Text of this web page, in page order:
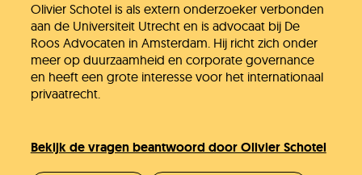
Olivier Schotel is als extern onderzoeker verbonden
aan de Universiteit Utrecht en is advocaat bij De
Roos Advocaten in Amsterdam. Hij richt zich onder
meer op duurzaamheid en corporate governance
en heeft een grote interesse voor het internationaal
privaatrecht.
Bekijk de vragen beantwoord door Olivier Schotel